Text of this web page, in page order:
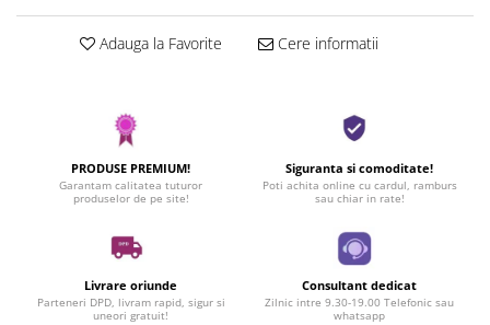
Adauga la Favorite Cere informatii
PRODUSE PREMIUM!
Garantam calitatea tuturor
produselor de pe site!
Siguranta si comoditate!
Poti achita online cu cardul, ramburs
sau chiar in rate!
Livrare oriunde
Parteneri DPD, livram rapid, sigur si
uneori gratuit!
Consultant dedicat
Zilnic intre 9.30-19.00 Telefonic sau
whatsapp